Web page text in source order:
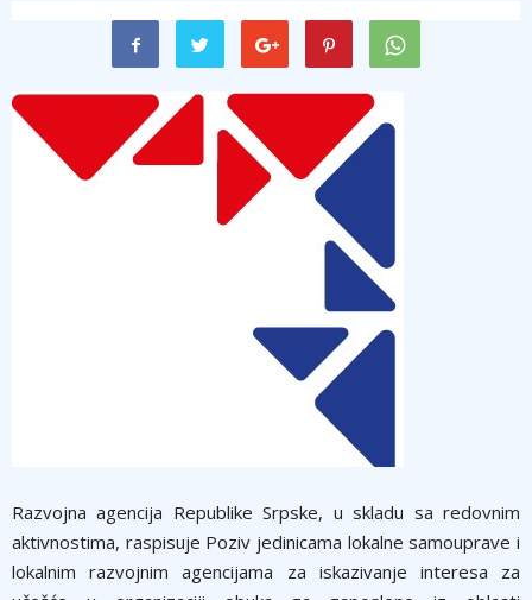
Razvojna agencija Republike Srpske, u skladu sa redovnim
aktivnostima, raspisuje Poziv jedinicama lokalne samouprave i
lokalnim razvojnim agencijama za iskazivanje interesa za